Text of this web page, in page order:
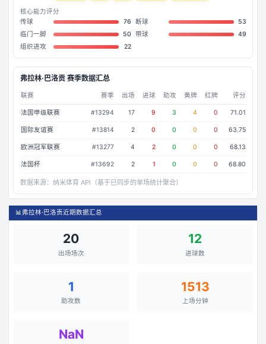
核心能力评分
传球
76 断球
53
临门一脚
50 带球
49
组织进攻
22
弗拉林·巴洛贡赛季数据汇总
联赛 赛季 出场 进球 助攻 黄牌 红牌 评分
法国甲级联赛 #13294 17 9 3 4 0 71.01
国际友谊赛 #13814 2 0 0 0 0 63.75
欧洲冠军联赛 #13277 4 2 0 0 0 68.13
法国杯 #13692 2 1 0 0 0 68.80
数据来源： 纳米体育 API（基于已同步的单场统计聚合）
📊弗拉林·巴洛贡近期数据汇总
20
出场场次
12
进球数
1
助攻数
1513
上场分钟
NaN